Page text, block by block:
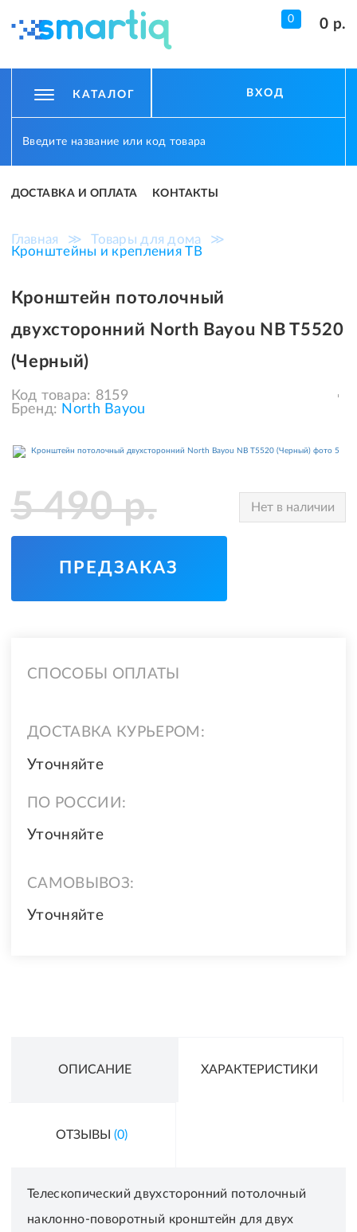
0 0 р.
КАТАЛОГ ВХОД
ДОСТАВКА И ОПЛАТА КОНТАКТЫ
Главная ≫ Товары для дома
≫
Кронштейны и крепления ТВ
Кронштейн потолочный
двухсторонний North Bayou NB T5520
(Черный)
Код товара: 8159
Бренд: North Bayou
5 490р. Нет в наличии
ПРЕДЗАКАЗ
СПОСОБЫ ОПЛАТЫ
ДОСТАВКА КУРЬЕРОМ:
Уточняйте
ПО РОССИИ:
Уточняйте
САМОВЫВОЗ:
Уточняйте
ОПИСАНИЕ ХАРАКТЕРИСТИКИ
ОТЗЫВЫ (0)
Телескопический двухсторонний потолочный
наклонно-поворотный кронштейн для двух